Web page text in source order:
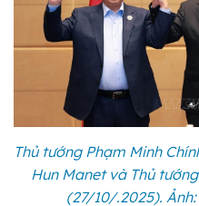
Thủ tướng Phạm Minh
Hun Manet và Thủ
(27/10/.2025).